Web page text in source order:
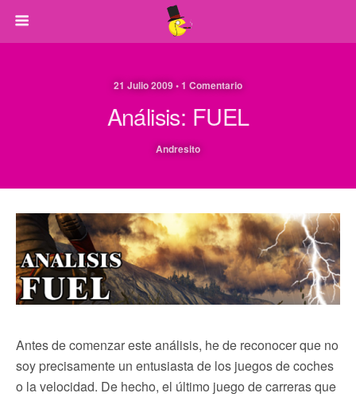
21 Julio 2009 • 1 Comentario
Análisis: FUEL
Andresito
Antes de comenzar este análisis, he de reconocer que no
soy precisamente un entusiasta de los juegos de coches
o la velocidad. De hecho, el último juego de carreras que